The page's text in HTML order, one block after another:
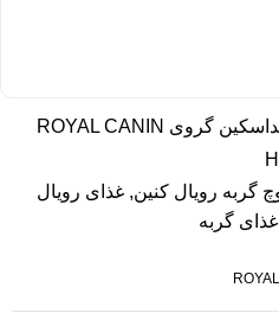
غذای پوچ گربه رویال کنین هیرانداسکین گروی ROYAL CANIN
گربه رویال کنین, غذای رویال
غذای گربه